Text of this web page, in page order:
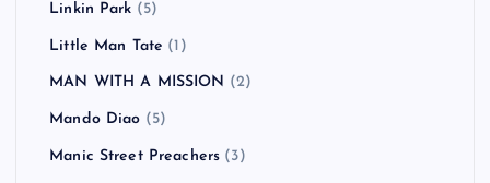
Linkin Park (5)
Little Man Tate (1)
MAN WITH A MISSION (2)
Mando Diao (5)
Manic Street Preachers (3)